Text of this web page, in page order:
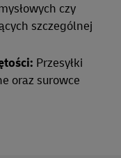
czy
szczególnej
Przesyłki
oraz surowce